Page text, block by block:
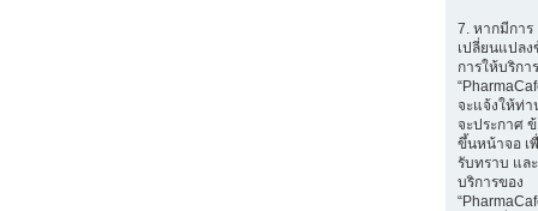
7. หากมีการ
เปลี่ยนแปล
การให้บริการ
จะแจ้งให้ท่
จะประกาศ
ขึ้นหน้าจอ เ
รับทราบ แล
บริการของ